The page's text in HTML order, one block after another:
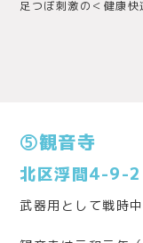
足つぼ刺激の＜健康快
⑤観音寺
北区浮間4-9-2
武器用として戦時